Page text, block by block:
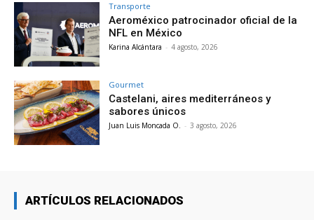
Transporte
Aeroméxico patrocinador oficial de la
NFL en México
Karina Alcántara - 4 agosto, 2026
Gourmet
Castelani, aires mediterráneos y
sabores únicos
Juan Luis Moncada O. - 3 agosto, 2026
ARTÍCULOS RELACIONADOS